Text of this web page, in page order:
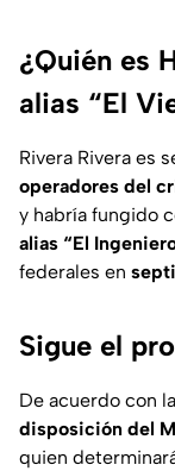
¿Quién es
alias “El
Rivera Rivera es
operadores del
y habría fungido
alias “El
federales en
Sigue el
De acuerdo con
disposición del
quien